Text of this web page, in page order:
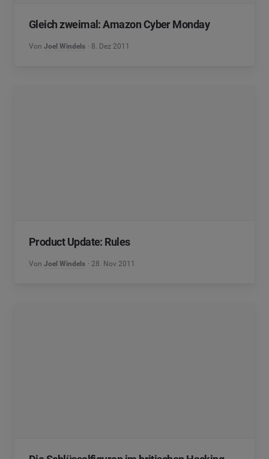
Gleich zweimal: Amazon Cyber Monday
Von Joel Windels 8. Dez 2011
Product Update: Rules
Von Joel Windels 28. Nov 2011